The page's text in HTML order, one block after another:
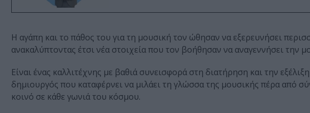
Η αγάπη και το πάθος του για τη μουσική τον ώθησαν να εξερευνήσει
ανακαλύπτοντας έτσι νέα στοιχεία που τον βοήθησαν να αναγεννήσει την
Είναι ένας καλλιτέχνης με βαθιά συνεισφορά στη διατήρηση και την
δημιουργός που καταφέρνει να μιλάει τη γλώσσα της μουσικής πέρα από
κοινό σε κάθε γωνιά του κόσμου.